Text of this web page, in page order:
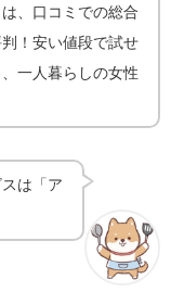
、 口コミでの総合
！安い値段で試せ
、一人暮らしの女性
は「ア